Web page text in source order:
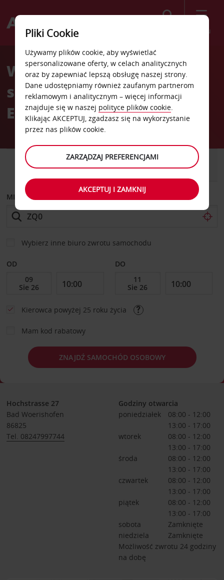
Menu
Welcome
AvisWypożyczalnia
samochodów Hamburg
Eimsbüttel
SAMOCHÓD
SAMOCHÓD
DOSTAWCZY
MIEJSCE ODBIORU
Wybierz inne biuro zwrotu samochodu
OD DO
Kierowca powyżej 25 roku życia
Mam kod rabatowy
ZNAJDŹ SAMOCHÓD OSOBOWY
Hochstrasse 27
Bad Woerishofen
86825
Tel. 08247997744
Godziny otwarcia
poniedziałek
08:00 - 12:00
13:00 - 17:00
wtorek
08:00 - 12:00
13:00 - 17:00
środa
08:00 - 12:00
13:00 - 17:00
czwartek
08:00 - 12:00
13:00 - 17:00
piątek
08:00 - 12:00
13:00 - 17:00
sobota
Zamknięte
niedziela
Zamknięte
Możliwość zwrotu 24 godziny
na dobę
Pliki Cookie
Używamy plików cookie, aby wyświetlać
spersonalizowane oferty, w celach analitycznych
oraz by zapewniać lepszą obsługę naszej strony.
Dane udostępniamy również zaufanym partnerom
reklamowym i analitycznym – więcej informacji
znajduje się w naszej polityce plików cookie.
Klikając AKCEPTUJ, zgadzasz się na wykorzystanie
przez nas plików cookie.
ZARZĄDZAJ PREFERENCJAMI
AKCEPTUJ I ZAMKNIJ